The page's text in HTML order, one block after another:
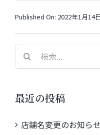
Published On: 2022年1月14日
最近の投稿
店舗名変更のお知らせ